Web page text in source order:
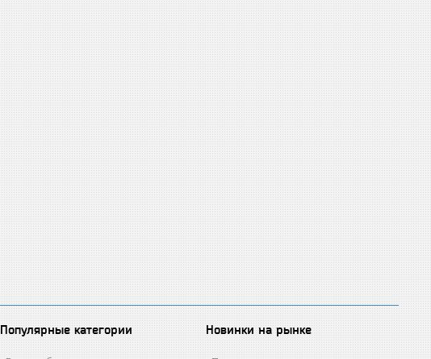
Популярные категории Новинки на рынке